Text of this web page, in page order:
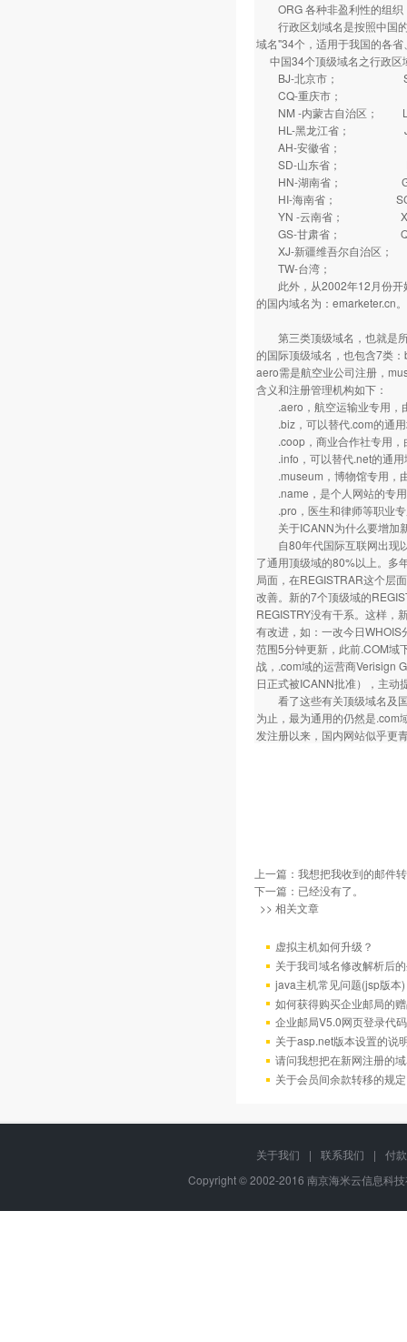
ORG 各种非盈利性的组织
行政区划域名是按照中国的
域名"34个，适用于我国的各
中国34个顶级域名之行政区
BJ-北京市；
CQ-重庆市；
NM -内蒙古自治区
HL-黑龙江省；
AH-安徽省；
SD-山东省；
HN-湖南省； GD-
HI-海南省； SC-
YN -云南省； XZ-
GS-甘肃省； QH-
XJ-新疆维吾尔自治区；
TW-台湾；
此外，从2002年12月份开
的国内域名为：emarketer.cn。
第三类顶级域名，也就是所
的国际顶级域名，也包含7类
aero需是航空业公司注册，
含义和注册管理机构如下：
.aero，航空运输业专用，
.biz，可以替代.com的通用
.coop，商业合作社专用，
.info，可以替代.net的通用
.museum，博物馆专用，
.name，是个人网站的专用
.pro，医生和律师等职业专
关于ICANN为什么要增加
自80年代国际互联网出现以
了通用顶级域的80%以上。多
局面，在REGISTRAR这个层
改善。新的7个顶级域的
REGISTRY没有干系。这样，
有改进，如：一改今日
范围5分钟更新，此前.COM域
战，.com域的运营商Verisign
日正式被ICANN批准），主动
看了这些有关顶级域名及国
为止，最为通用的仍然是.com
发注册以来，国内网站似乎
上一篇： 我想把我收到的邮件
下一篇：已经没有了。
>> 相关文章
虚拟主机如何升级？
关于我司域名修改解析后
java主机常见问题(jsp版本)
如何获得购买企业邮局的
企业邮局V5.0网页登录代码
关于asp.net版本设置的说
请问我想把在新网注册的
关于会员间余款转移的规定
关于我们 | 联系我们 |
付
Copyright © 2002-2016 南京海米云信息科